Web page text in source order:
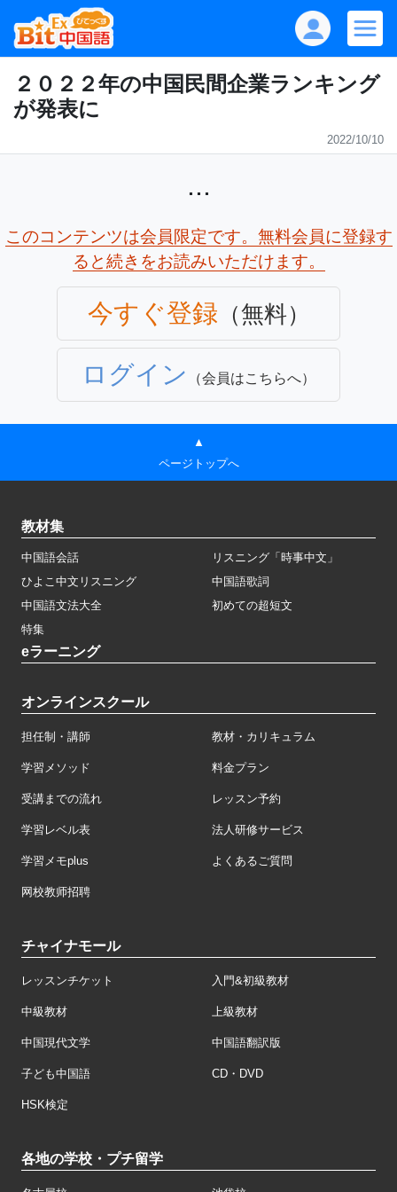
２０２２年の中国民間企業ランキング
が発表に
2022/10/10
...
このコンテンツは会員限定です。無料会員に登録す
ると続きをお読みいただけます。
今すぐ登録 （無料）
ログイン （会員はこちらへ）
▲
ページトップへ
教材集
中国語会話
リスニング「時事中文」
ひよこ中文リスニング
中国語歌詞
中国語文法大全
初めての超短文
特集
eラーニング
オンラインスクール
担任制・講師 教材・カリキュラム
学習メソッド 料金プラン
受講までの流れ レッスン予約
学習レベル表 法人研修サービス
学習メモplus よくあるご質問
网校教师招聘
チャイナモール
レッスンチケット 入門&初級教材
中級教材 上級教材
中国現代文学 中国語翻訳版
子ども中国語 CD・DVD
HSK検定
各地の学校・プチ留学